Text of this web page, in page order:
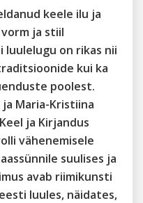
keele ilu ja
ja stiil
luulelugu on rikas nii
kui ka
poolest.
Maria-Kristiina
ja Kirjandus
vähenemisele
suulises ja
avab riimikunsti
luules, näidates,